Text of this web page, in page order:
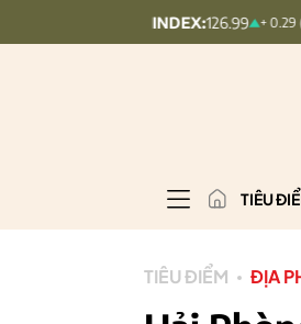
+ 0.29 (+0.23%)
TIÊU
TIÊU ĐIỂM ĐỊA